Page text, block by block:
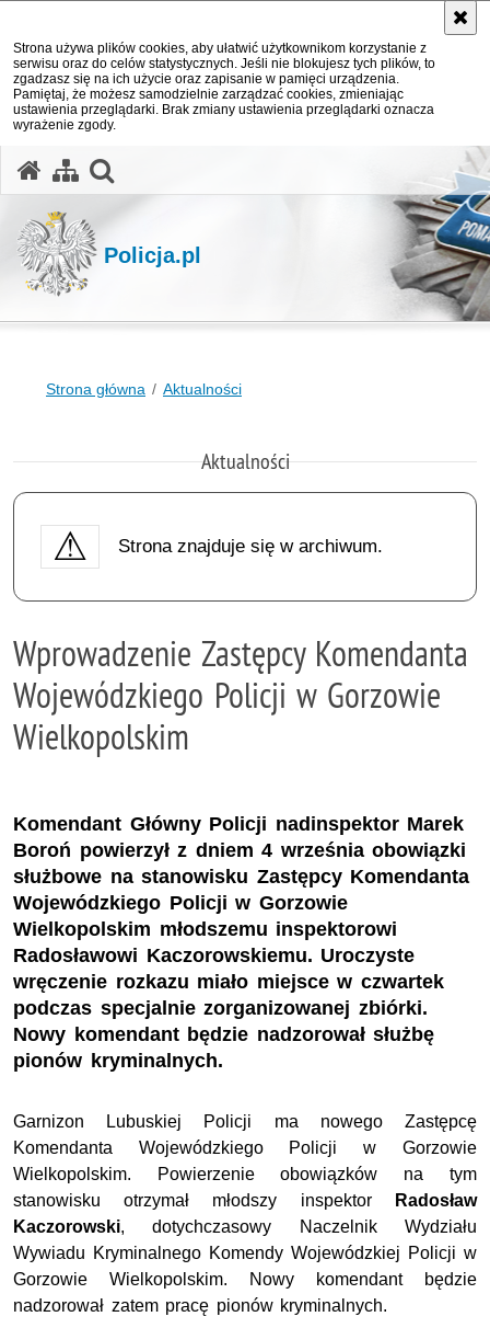
Strona używa plików cookies, aby ułatwić użytkownikom korzystanie z
serwisu oraz do celów statystycznych. Jeśli nie blokujesz tych plików, to
zgadzasz się na ich użycie oraz zapisanie w pamięci urządzenia.
Pamiętaj, że możesz samodzielnie zarządzać cookies, zmieniając
ustawienia przeglądarki. Brak zmiany ustawienia przeglądarki oznacza
wyrażenie zgody.
Policja.pl
Strona główna Aktualności
Aktualności
Strona znajduje się w archiwum.
Wprowadzenie Zastępcy Komendanta
Wojewódzkiego Policji w Gorzowie
Wielkopolskim
Komendant Główny Policji nadinspektor Marek
Boroń powierzył z dniem 4 września obowiązki
służbowe na stanowisku Zastępcy Komendanta
Wojewódzkiego Policji w Gorzowie
Wielkopolskim młodszemu inspektorowi
Radosławowi Kaczorowskiemu. Uroczyste
wręczenie rozkazu miało miejsce w czwartek
podczas specjalnie zorganizowanej zbiórki.
Nowy komendant będzie nadzorował służbę
pionów kryminalnych.
Garnizon Lubuskiej Policji ma nowego Zastępcę
Komendanta Wojewódzkiego Policji w Gorzowie
Wielkopolskim. Powierzenie obowiązków na tym
stanowisku otrzymał młodszy inspektor
Radosław
Kaczorowski, dotychczasowy Naczelnik Wydziału
Wywiadu Kryminalnego Komendy Wojewódzkiej Policji w
Gorzowie Wielkopolskim. Nowy komendant będzie
nadzorował zatem pracę pionów kryminalnych.